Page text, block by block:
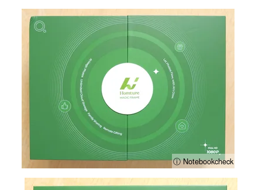
ⓘ Notebookcheck